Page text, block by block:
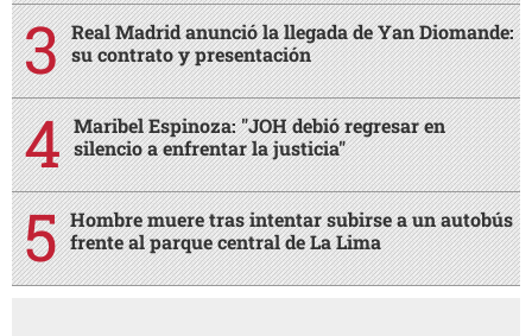
Real Madrid anunció la llegada de Yan Diomande:
su contrato y presentación
Maribel Espinoza: "JOH debió regresar en
silencio a enfrentar la justicia"
Hombre muere tras intentar subirse a un autobús
frente al parque central de La Lima